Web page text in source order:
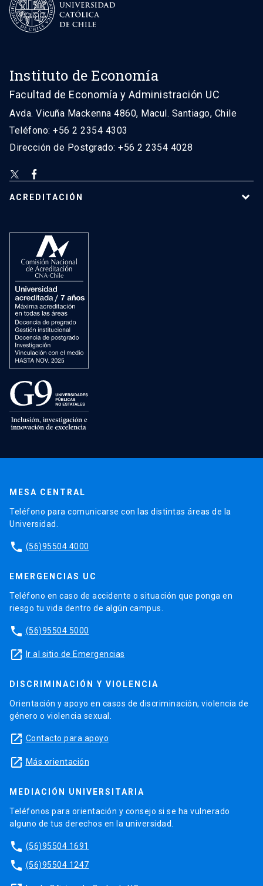
Instituto de Economía
Facultad de Economía y Administración UC
Avda. Vicuña Mackenna 4860, Macul. Santiago, Chile
Teléfono: +56 2 2354 4303
Dirección de Postgrado: +56 2 2354 4028
ACREDITACIÓN
MESA CENTRAL
Teléfono para comunicarse con las distintas áreas de la
Universidad.
phone (56)95504 4000
EMERGENCIAS UC
Teléfono en caso de accidente o situación que ponga en
riesgo tu vida dentro de algún campus.
phone (56)95504 5000
launch Ir al sitio de Emergencias
DISCRIMINACIÓN Y VIOLENCIA
Orientación y apoyo en casos de discriminación, violencia de
género o violencia sexual.
launch Contacto para apoyo
launch Más orientación
MEDIACIÓN UNIVERSITARIA
Teléfonos para orientación y consejo si se ha vulnerado
alguno de tus derechos en la universidad.
phone (56)95504 1691
phone (56)95504 1247